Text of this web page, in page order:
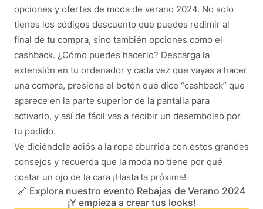
opciones y ofertas de moda de verano 2024. No solo
tienes los códigos descuento que puedes redimir al
final de tu compra, sino también opciones como el
cashback. ¿Cómo puedes hacerlo? Descarga la
extensión en tu ordenador y cada vez que vayas a hacer
una compra, presiona el botón que dice “cashback” que
aparece en la parte superior de la pantalla para
activarlo, y así de fácil vas a recibir un desembolso por
tu pedido.
Ve diciéndole adiós a la ropa aburrida con estos grandes
consejos y recuerda que la moda no tiene por qué
costar un ojo de la cara ¡Hasta la próxima!
🔗 Explora nuestro evento Rebajas de Verano 2024
¡Y empieza a crear tus looks!